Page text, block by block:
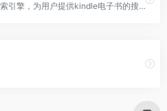
采书是一个免费电子书搜索引擎，为用户提供kindle电子书的搜索服务。